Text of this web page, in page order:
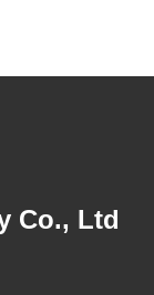
Co., Ltd